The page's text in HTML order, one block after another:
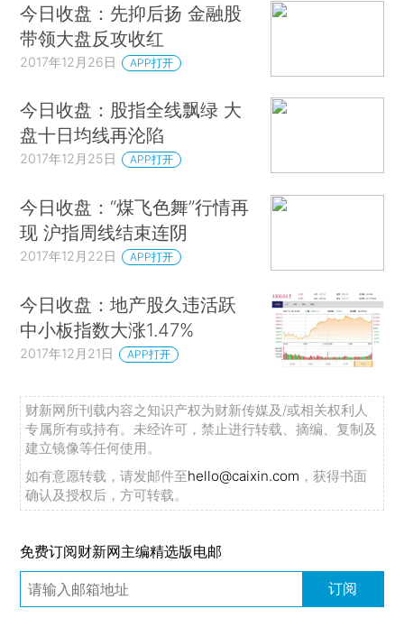
今日收盘：先抑后扬 金融股
带领大盘反攻收红
2017年12月26日 APP打开
今日收盘：股指全线飘绿 大
盘十日均线再沦陷
2017年12月25日 APP打开
今日收盘：“煤飞色舞”行情再
现 沪指周线结束连阴
2017年12月22日 APP打开
今日收盘：地产股久违活跃
中小板指数大涨1.47%
2017年12月21日 APP打开
财新网所刊载内容之知识产权为财新传媒及/或相关权利人
专属所有或持有。未经许可，禁止进行转载、摘编、复制及
建立镜像等任何使用。
如有意愿转载，请发邮件至hello@caixin.com ，获得书面
确认及授权后，方可转载。
免费订阅财新网主编精选版电邮
订阅